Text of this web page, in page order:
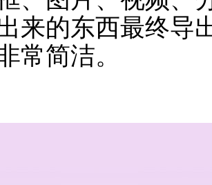
来的东西最终导
常简洁。